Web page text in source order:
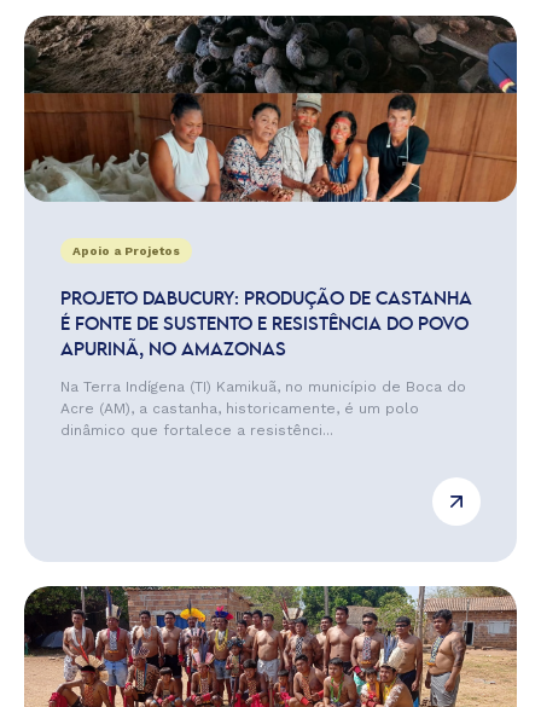
Apoio a Projetos
PROJETO DABUCURY: PRODUÇÃO DE CASTANHA
É FONTE DE SUSTENTO E RESISTÊNCIA DO POVO
APURINÃ, NO AMAZONAS
Na Terra Indígena (TI) Kamikuã, no município de Boca do
Acre (AM), a castanha, historicamente, é um polo
dinâmico que fortalece a resistênci...